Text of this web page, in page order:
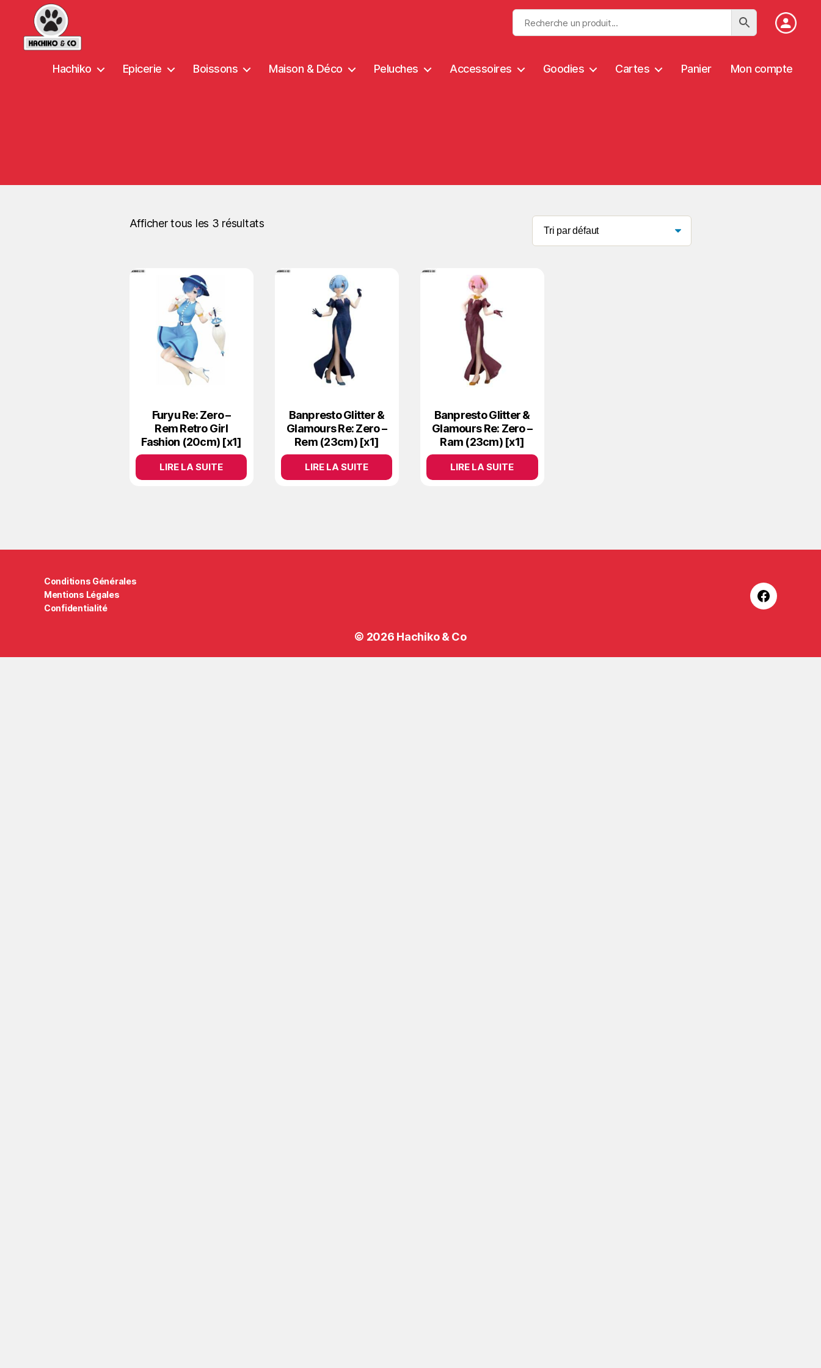
Hachiko Epicerie Boissons Maison & Déco Peluches Accessoires Goodies Cartes Panier Mon compte
Afficher tous les 3 résultats
Furyu Re: Zero –
Rem Retro Girl
Fashion (20cm) [x1]
LIRE LA SUITE
Banpresto Glitter &
Glamours Re: Zero –
Rem (23cm) [x1]
LIRE LA SUITE
Banpresto Glitter &
Glamours Re: Zero –
Ram (23cm) [x1]
LIRE LA SUITE
Conditions Générales
Mentions Légales
Confidentialité
© 2026 Hachiko & Co